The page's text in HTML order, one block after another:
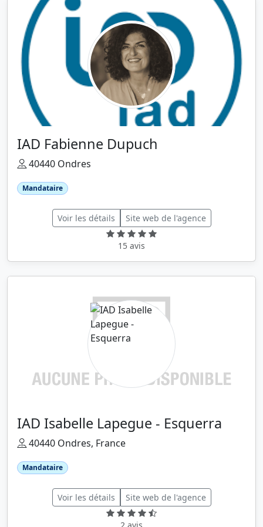
IAD Fabienne Dupuch
40440 Ondres
Mandataire
Voir les détails Site web de l'agence
15 avis
IAD Isabelle Lapegue - Esquerra
40440 Ondres, France
Mandataire
Voir les détails Site web de l'agence